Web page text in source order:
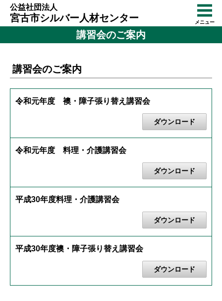
公益社団法人
宮古市シルバー人材センター メニュー
講習会のご案内
講習会のご案内
令和元年度 襖・障子張り替え講習会
ダウンロード
令和元年度 料理・介護講習会
ダウンロード
平成30年度料理・介護講習会
ダウンロード
平成30年度襖・障子張り替え講習会
ダウンロード